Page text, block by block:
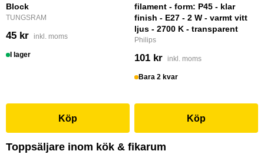
Block
TUNGSRAM
45 kr inkl. moms
I lager
Köp
filament - form: P45 - klar
finish - E27 - 2 W - varmt vitt
ljus - 2700 K - transparent
Philips
101 kr inkl. moms
Bara 2 kvar
Köp
Toppsäljare inom kök & fikarum